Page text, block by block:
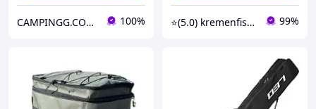
CAMPINGG.COM.UA 100% ⭐(5.0) kremenfishing 99%